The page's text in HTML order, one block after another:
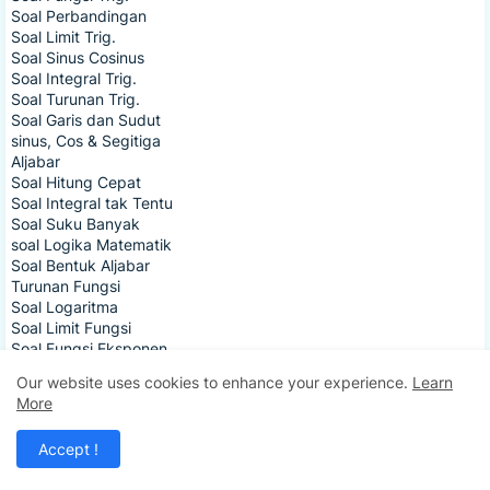
Soal Perbandingan
Soal Limit Trig.
Soal Sinus Cosinus
Soal Integral Trig.
Soal Turunan Trig.
Soal Garis dan Sudut
sinus, Cos & Segitiga
Aljabar
Soal Hitung Cepat
Soal Integral tak Tentu
Soal Suku Banyak
soal Logika Matematik
Soal Bentuk Aljabar
Turunan Fungsi
Soal Logaritma
Soal Limit Fungsi
Soal Fungsi Eksponen
Soal Relasi dan Fungsi
Relasi dan Fungsi
Geometri
Soal Bangun Datar
Perbandingan & Skala
Our website uses cookies to enhance your experience. Learn
More
Accept !